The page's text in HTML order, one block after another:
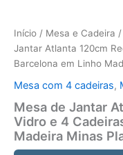
Início / Mesa e Cadeira /
Jantar Atlanta 120cm
Barcelona em Linho
Mesa com 4 cadeiras,
Mesa de Jantar
Vidro e 4
Madeira Minas